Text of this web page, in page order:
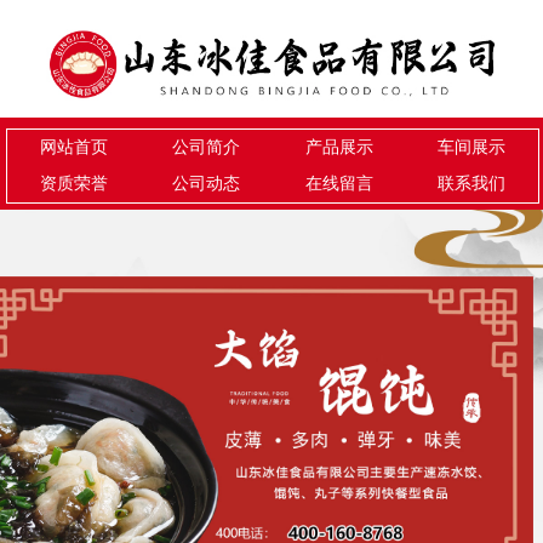
网站首页 公司简介 产品展示
车间展示
资质荣誉
公司动态 在线留言 联系我们
3
您的位置： 网站首页 > 产品展示 > 手工水饺 > 手工水饺
手工水饺 机器水饺 手工馄饨 机器馄饨